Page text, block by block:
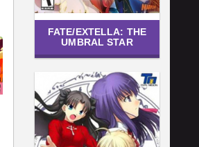
FATE/EXTELLA: THE
UMBRAL STAR